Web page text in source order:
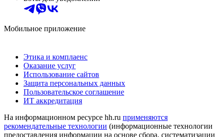
Мобильное приложение
Этика и комплаенс
Оказание услуг
Использование сайтов
Защита персональных данных
Пользовательское соглашение
ИТ аккредитация
На информационном ресурсе hh.ru применяются
рекомендательные технологии (информационные технологии
предоставления информации на основе сбора, систематизации